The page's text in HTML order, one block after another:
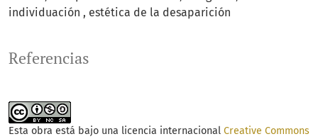
individuación
estética de la desaparición
Referencias
Esta obra está bajo una licencia internacional Creative Commons